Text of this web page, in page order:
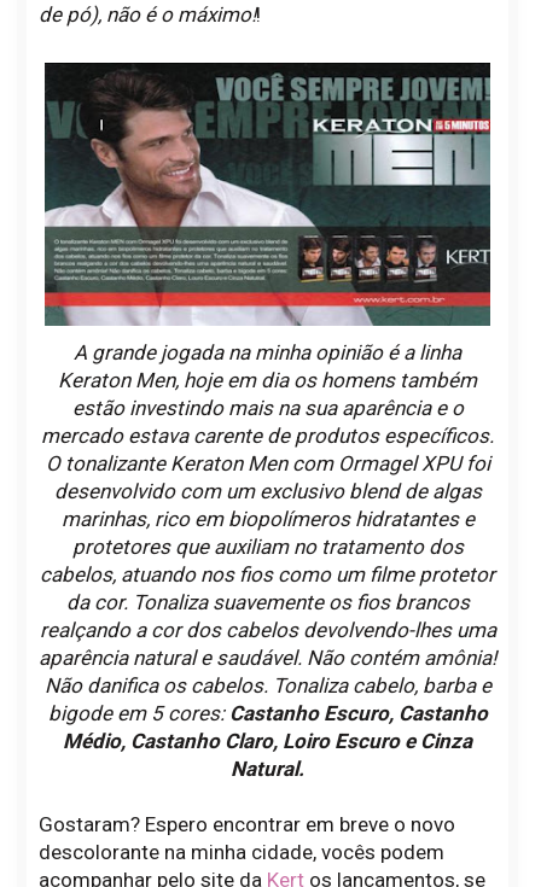
de pó), não é o máximo!!
A grande jogada na minha opinião é a linha
Keraton Men, hoje em dia os homens também
estão investindo mais na sua aparência e o
mercado estava carente de produtos específicos.
O tonalizante Keraton Men com Ormagel XPU foi
desenvolvido com um exclusivo blend de algas
marinhas, rico em biopolímeros hidratantes e
protetores que auxiliam no tratamento dos
cabelos, atuando nos fios como um filme protetor
da cor. Tonaliza suavemente os fios brancos
realçando a cor dos cabelos devolvendo-lhes uma
aparência natural e saudável. Não contém amônia!
Não danifica os cabelos. Tonaliza cabelo, barba e
bigode em 5 cores: Castanho Escuro, Castanho
Médio, Castanho Claro, Loiro Escuro e Cinza
Natural.
Gostaram? Espero encontrar em breve o novo
descolorante na minha cidade, vocês podem
acompanhar pelo site da Kertos lançamentos, se